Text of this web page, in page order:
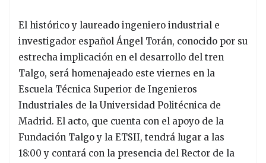
El histórico y laureado ingeniero industrial e
investigador español Ángel Torán, conocido por su
estrecha implicación en el desarrollo del tren
Talgo, será homenajeado este viernes en la
Escuela Técnica Superior de Ingenieros
Industriales de la Universidad Politécnica de
Madrid. El acto, que cuenta con el apoyo de la
Fundación Talgo y la ETSII, tendrá lugar a las
18:00 y contará con la presencia del Rector de la